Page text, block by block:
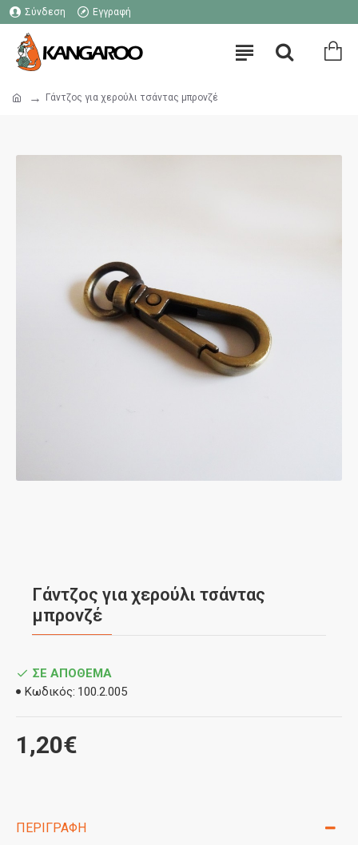
Σύνδεση Εγγραφή
Γάντζος για χερούλι τσάντας μπρονζέ
Γάντζος για χερούλι τσάντας
μπρονζέ
1,20€
ΣΕ ΑΠΌΘΕΜΑ
Κωδικός: 100.2.005
ΠΕΡΙΓΡΑΦΉ